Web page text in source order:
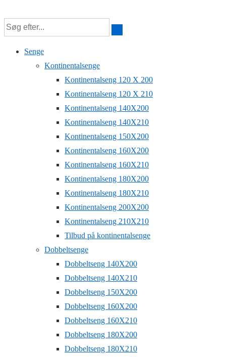
Hop
til
hovedindhold
Senge
Kontinentalsenge
Kontinentalseng 120 X 200
Kontinentalseng 120 X 210
Kontinentalseng 140X200
Kontinentalseng 140X210
Kontinentalseng 150X200
Kontinentalseng 160X200
Kontinentalseng 160X210
Kontinentalseng 180X200
Kontinentalseng 180X210
Kontinentalseng 200X200
Kontinentalseng 210X210
Tilbud på kontinentalsenge
Dobbeltsenge
Dobbeltseng 140X200
Dobbeltseng 140X210
Dobbeltseng 150X200
Dobbeltseng 160X200
Dobbeltseng 160X210
Dobbeltseng 180X200
Dobbeltseng 180X210